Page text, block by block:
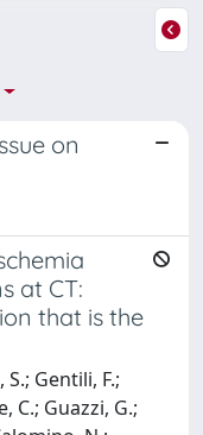
on
at CT:
that is the
Gentili, F.;
C.; Guazzi, G.;